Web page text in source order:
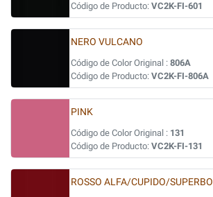
Código de Producto: VC2K-FI-601
NERO VULCANO
Código de Color Original : 806A
Código de Producto: VC2K-FI-806A
PINK
Código de Color Original : 131
Código de Producto: VC2K-FI-131
ROSSO ALFA/CUPIDO/SUPERBO